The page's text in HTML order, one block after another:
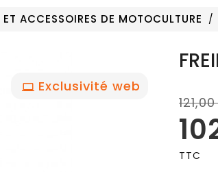
ACCESSOIRES DE MOTOCULTURE
Exclusivité web
TTC